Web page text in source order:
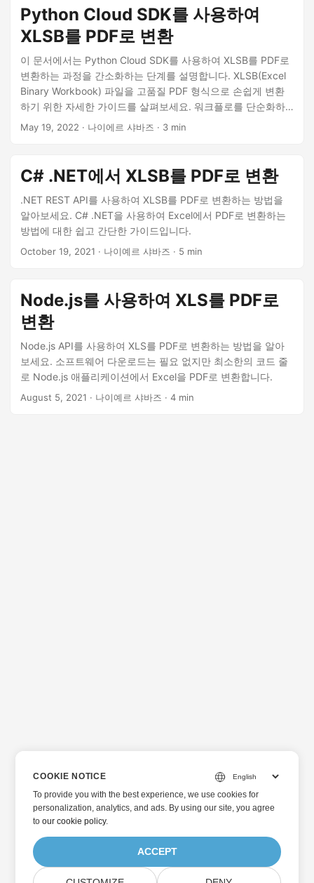
SDK for Java는 모든 Excel에서 PDF로의 변환 요구 사항에 대
해 안정적이고 효율적인 솔루션을 제공합니다.
Python Cloud SDK를 사용하여
XLSB를 PDF로 변환
이 문서에서는 Python Cloud SDK를 사용하여 XLSB를 PDF로
변환하는 과정을 간소화하는 단계를 설명합니다. XLSB(Excel
Binary Workbook) 파일을 고품질 PDF 형식으로 손쉽게 변환
하기 위한 자세한 가이드를 살펴보세요. 워크플로를 단순화하
고 데이터 접근성과 공유를 향상하세요.
May 19, 2022 · 나이에르 샤바즈 · 3 min
C# .NET에서 XLSB를 PDF로 변환
.NET REST API를 사용하여 XLSB를 PDF로 변환하는 방법을
알아보세요. C# .NET을 사용하여 Excel에서 PDF로 변환하는
방법에 대한 쉽고 간단한 가이드입니다.
October 19, 2021 · 나이예르 샤바즈 · 5 min
Node.js를 사용하여 XLS를 PDF로
변환
Node.js API를 사용하여 XLS를 PDF로 변환하는 방법을 알아
보세요. 소프트웨어 다운로드는 필요 없지만 최소한의 코드 줄
로 Node.js 애플리케이션에서 Excel을 PDF로 변환합니다.
August 5, 2021 · 나이예르 샤바즈 · 4 min
COOKIE NOTICE
To provide you with the best experience, we use cookies for
personalization, analytics, and ads. By using our site, you agree
toour cookie policy.
ACCEPT